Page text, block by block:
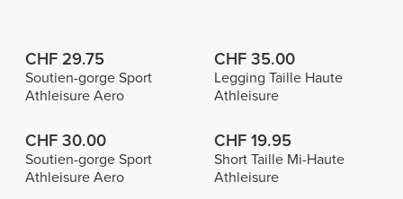
CHF 29.75
Soutien-gorge Sport
Athleisure Aero
CHF 35.00
Legging Taille Haute
Athleisure
CHF 30.00
Soutien-gorge Sport
Athleisure Aero
CHF 19.95
Short Taille Mi-Haute
Athleisure